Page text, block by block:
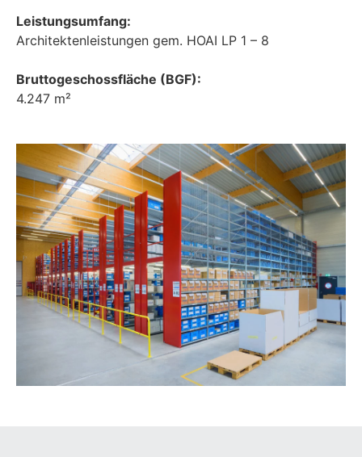
Leistungsumfang:
Architektenleistungen gem. HOAI LP 1 – 8
Bruttogeschossfläche (BGF):
4.247 m²